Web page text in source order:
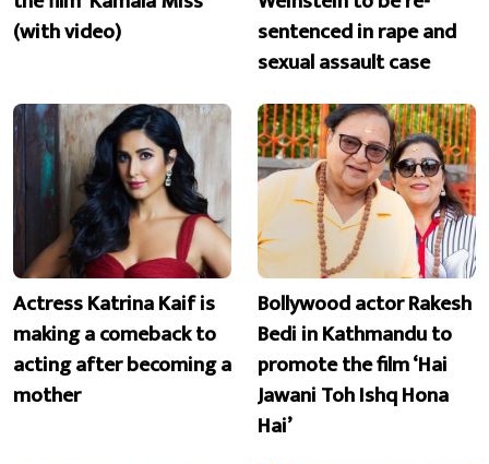
(with video)
sentenced in rape and
sexual assault case
Actress Katrina Kaif is
making a comeback to
acting after becoming a
mother
Bollywood actor Rakesh
Bedi in Kathmandu to
promote the film ‘Hai
Jawani Toh Ishq Hona
Hai’